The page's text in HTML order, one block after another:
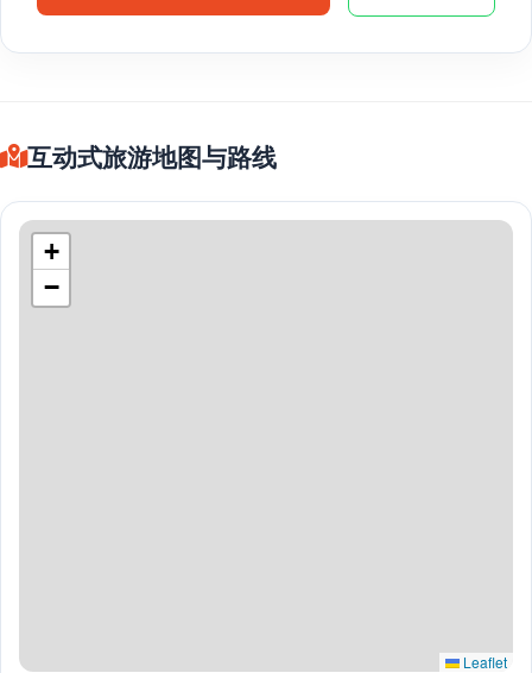
互动式旅游地图与路线
+
−
Leaflet